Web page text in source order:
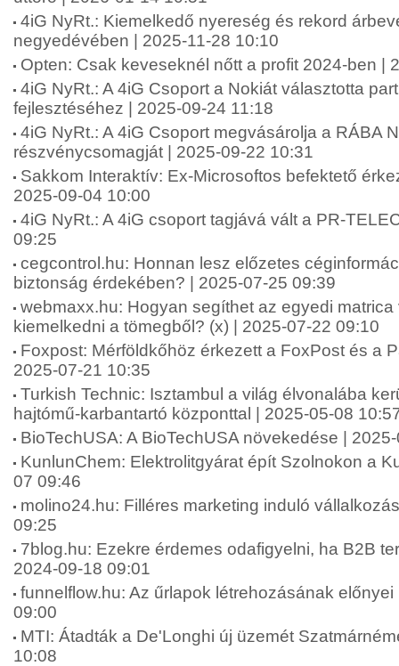
4iG NyRt.: Kiemelkedő nyereség és rekord
negyedévében | 2025-11-28 10:10
Opten: Csak keveseknél nőtt a profit 2024-ben |
4iG NyRt.: A 4iG Csoport a Nokiát választotta
fejlesztéséhez | 2025-09-24 11:18
4iG NyRt.: A 4iG Csoport megvásárolja a RÁBA
részvénycsomagját | 2025-09-22 10:31
Sakkom Interaktív: Ex-Microsoftos befektető
2025-09-04 10:00
4iG NyRt.: A 4iG csoport tagjává vált a PR-
09:25
cegcontrol.hu: Honnan lesz előzetes
biztonság érdekében? | 2025-07-25 09:39
webmaxx.hu: Hogyan segíthet az egyedi
kiemelkedni a tömegből? (x) | 2025-07-22 09:10
Foxpost: Mérföldkőhöz érkezett a FoxPost és a
2025-07-21 10:35
Turkish Technic: Isztambul a világ élvonalába
hajtómű-karbantartó központtal | 2025-05-08
BioTechUSA: A BioTechUSA növekedése |
KunlunChem: Elektrolitgyárat épít Szolnokon a
07 09:46
molino24.hu: Filléres marketing induló
09:25
7blog.hu: Ezekre érdemes odafigyelni, ha B2B
2024-09-18 09:01
funnelflow.hu: Az űrlapok létrehozásának
09:00
MTI: Átadták a De'Longhi új üzemét
10:08